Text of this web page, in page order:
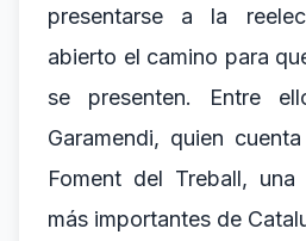
presentarse a la
abierto el camino para
se presenten. Entre
Garamendi, quien
Foment del Treball,
más importantes de